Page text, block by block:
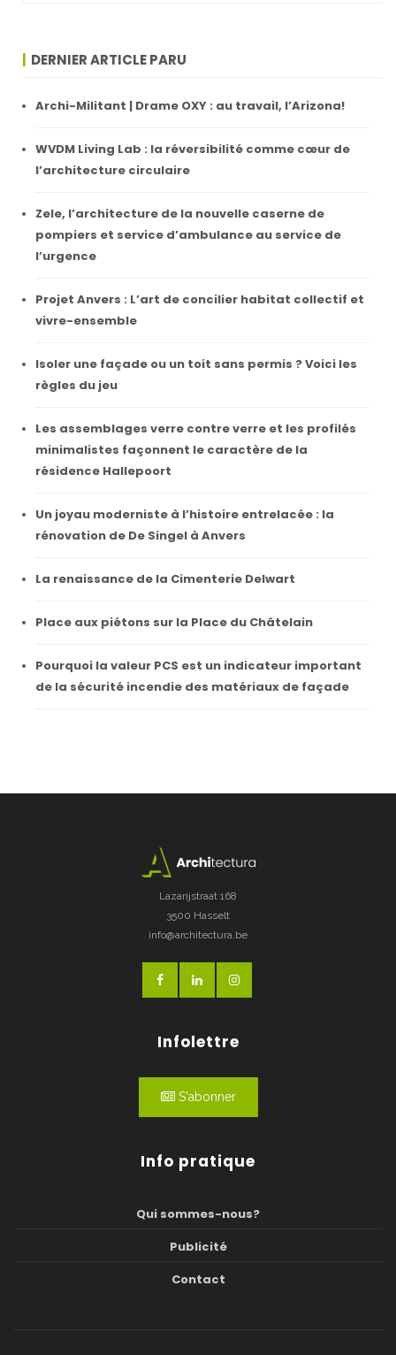
DERNIER ARTICLE PARU
Archi-Militant | Drame OXY : au travail, l’Arizona!
WVDM Living Lab : la réversibilité comme cœur de
l’architecture circulaire
Zele, l’architecture de la nouvelle caserne de
pompiers et service d’ambulance au service de
l’urgence
Projet Anvers : L’art de concilier habitat collectif et
vivre-ensemble
Isoler une façade ou un toit sans permis ? Voici les
règles du jeu
Les assemblages verre contre verre et les profilés
minimalistes façonnent le caractère de la
résidence Hallepoort
Un joyau moderniste à l’histoire entrelacée : la
rénovation de De Singel à Anvers
La renaissance de la Cimenterie Delwart
Place aux piétons sur la Place du Châtelain
Pourquoi la valeur PCS est un indicateur important
de la sécurité incendie des matériaux de façade
Lazarijstraat 168
3500 Hasselt
info@architectura.be
Infolettre
S'abonner
Info pratique
Qui sommes-nous?
Publicité
Contact